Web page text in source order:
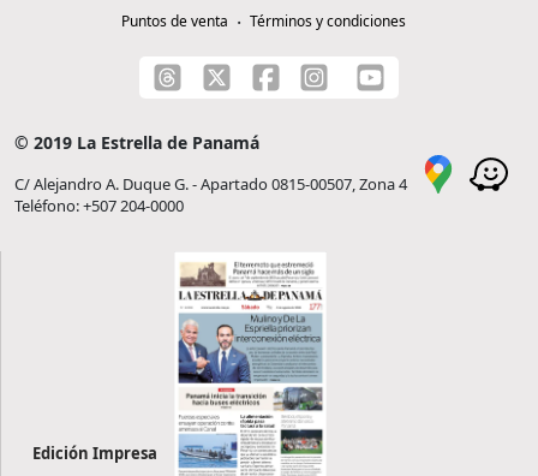
Puntos de venta
Términos y condiciones
© 2019 La Estrella de Panamá
C/ Alejandro A. Duque G. - Apartado 0815-00507, Zona 4
Teléfono: +507 204-0000
Edición Impresa